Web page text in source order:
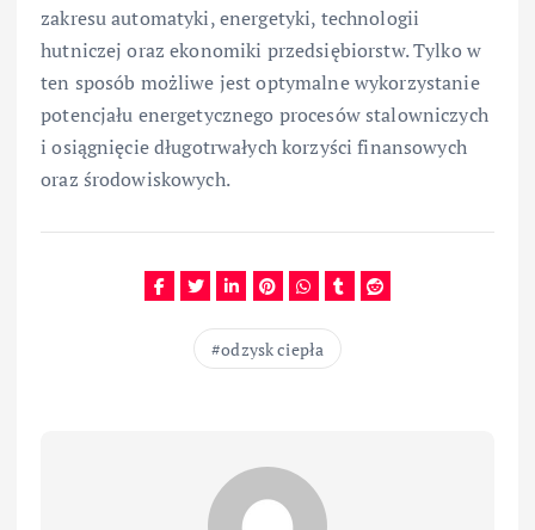
zakresu automatyki, energetyki, technologii
hutniczej oraz ekonomiki przedsiębiorstw. Tylko w
ten sposób możliwe jest optymalne wykorzystanie
potencjału energetycznego procesów stalowniczych
i osiągnięcie długotrwałych korzyści finansowych
oraz środowiskowych.
odzysk ciepła